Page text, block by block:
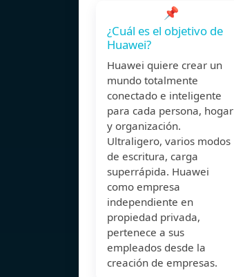
📌
¿Cuál es el objetivo de
Huawei?
Huawei quiere crear un
mundo totalmente
conectado e inteligente
para cada persona, hogar
y organización.
Ultraligero, varios modos
de escritura, carga
superrápida. Huawei
como empresa
independiente en
propiedad privada,
pertenece a sus
empleados desde la
creación de empresas.